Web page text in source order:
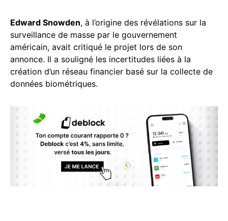
Edward Snowden, à l’origine des révélations sur la
surveillance de masse par le gouvernement
américain, avait critiqué le projet lors de son
annonce. Il a souligné les incertitudes liées à la
création d’un réseau financier basé sur la collecte de
données biométriques.